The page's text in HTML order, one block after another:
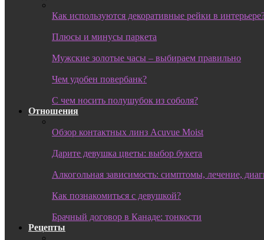
Как используются декоративные рейки в
Плюсы и минусы паркета
Мужские золотые часы – выбираем правильно
Чем удобен повербанк?
С чем носить полушубок из соболя?
Отношения
Обзор контактных линз Acuvue Moist
Дарите девушка цветы: выбор букета
Алкогольная зависимость: симптомы, лечение,
Как познакомиться с девушкой?
Брачный договор в Канаде: тонкости
Рецепты